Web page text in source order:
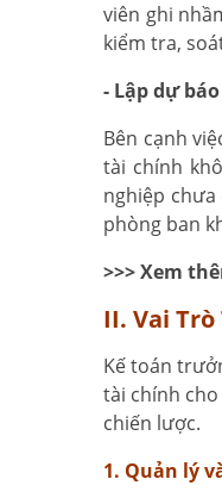
viên ghi
kiểm tra,
- Lập dự
Bên cạnh
tài chính
nghiệp
phòng ban
>>> Xem
II. Vai
Kế toán
tài chính
chiến lược.
1. Quản lý